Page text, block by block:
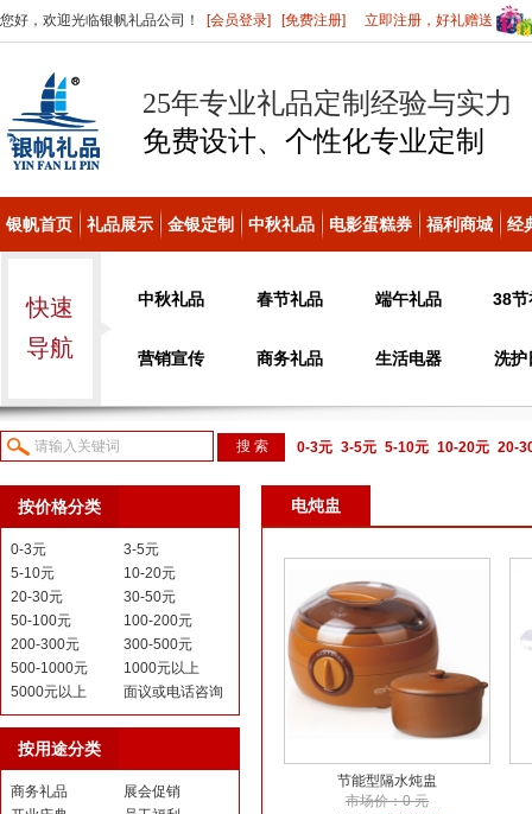
您好，欢迎光临银帆礼品公司！ [会员登录] [免费注册] 立即注册，好礼赠送
25年专业礼品定制经验与实力
免费设计、个性化专业定制
银帆首页 礼品展示 金银定制 中秋礼品 电影蛋糕券 福利商城 经
快速
导航
中秋礼品 春节礼品 端午礼品 38节
营销宣传 商务礼品 生活电器 洗护
0-3元 3-5元 5-10元 10-20元 20-
议或电话咨询
按价格分类
0-3元
3-5元
5-10元
10-20元
20-30元
30-50元
50-100元
100-200元
200-300元
300-500元
500-1000元
1000元以上
5000元以上
面议或电话咨询
按用途分类
商务礼品
展会促销
电炖盅
节能型隔水炖盅
市场价：0 元